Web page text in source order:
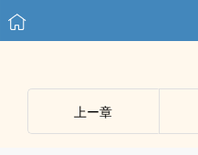
上ー章